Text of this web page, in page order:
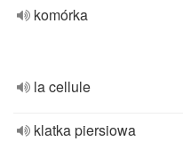
komórka
la cellule
klatka piersiowa